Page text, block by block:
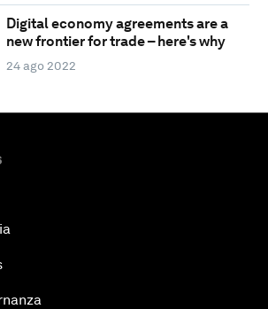
Digital economy agreements are a
new frontier for trade – here's why
24 ago 2022